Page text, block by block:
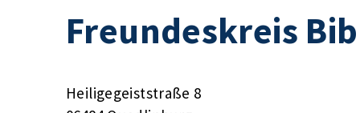
Freundeskreis
Heiligegeiststraße 8